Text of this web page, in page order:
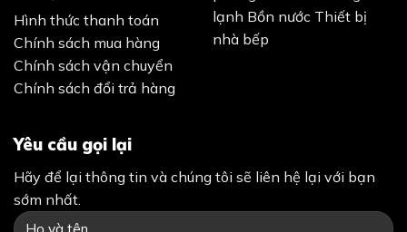
Hình thức thanh toán
Chính sách mua hàng
Chính sách vận chuyển
Chính sách đổi trả hàng
lạnh Bồn nước Thiết bị
nhà bếp
Yêu cầu gọi lại
Hãy để lại thông tin và chúng tôi sẽ liên hệ lại với bạn
sớm nhất.